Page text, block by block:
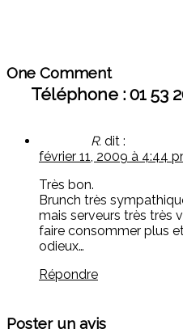
Téléphone : 01 53
One Comment
R. dit :
février 11, 2009 à 4:44
Très bon.
Brunch très
mais serveurs très très
faire consommer plus
odieux…
Répondre
Poster un avis